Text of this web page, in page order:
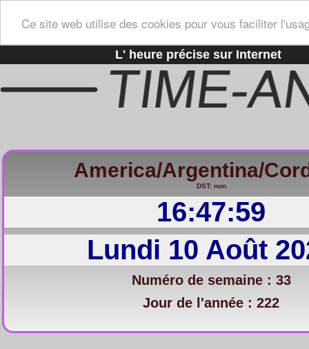
Ce site web utilise des cookies pour vous faciliter
L' heure précise sur Internet
America/Argentina/
DST: non
16:48:00
Lundi 10 Août
Numéro de semaine : 33
Jour de l'année : 222